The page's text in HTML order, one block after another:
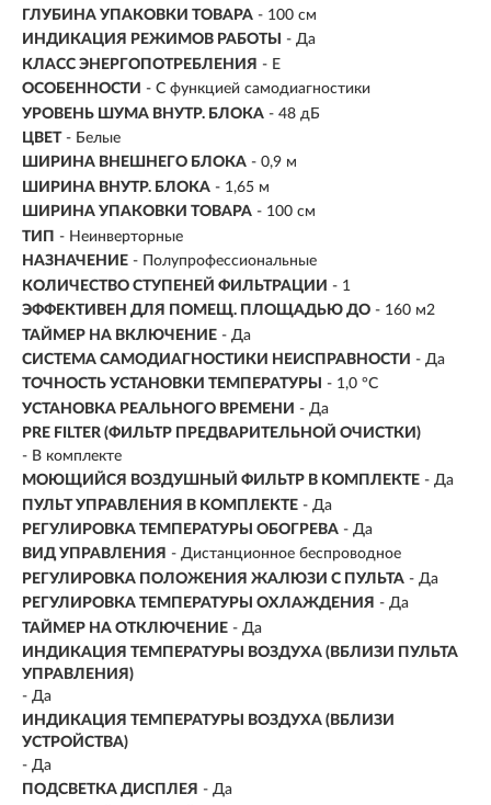
ГЛУБИНА УПАКОВКИ ТОВАРА - 100 см
ИНДИКАЦИЯ РЕЖИМОВ РАБОТЫ
- Да
КЛАСС ЭНЕРГОПОТРЕБЛЕНИЯ - Е
ОСОБЕННОСТИ - С функцией самодиагностики
УРОВЕНЬ ШУМА ВНУТР. БЛОКА - 48 дБ
ЦВЕТ - Белые
ШИРИНА ВНЕШНЕГО БЛОКА - 0,9 м
ШИРИНА ВНУТР. БЛОКА - 1,65 м
ШИРИНА УПАКОВКИ ТОВАРА - 100 см
ТИП - Неинверторные
НАЗНАЧЕНИЕ - Полупрофессиональные
КОЛИЧЕСТВО СТУПЕНЕЙ ФИЛЬТРАЦИИ - 1
ЭФФЕКТИВЕН ДЛЯ ПОМЕЩ. ПЛОЩАДЬЮ ДО - 160 м2
ТАЙМЕР НА ВКЛЮЧЕНИЕ - Да
СИСТЕМА САМОДИАГНОСТИКИ НЕИСПРАВНОСТИ - Да
ТОЧНОСТЬ УСТАНОВКИ ТЕМПЕРАТУРЫ
- 1,0 °С
УСТАНОВКА РЕАЛЬНОГО ВРЕМЕНИ - Да
PRE FILTER (ФИЛЬТР ПРЕДВАРИТЕЛЬНОЙ ОЧИСТКИ)
- В комплекте
МОЮЩИЙСЯ ВОЗДУШНЫЙ ФИЛЬТР В КОМПЛЕКТЕ - Да
ПУЛЬТ УПРАВЛЕНИЯ В КОМПЛЕКТЕ - Да
РЕГУЛИРОВКА ТЕМПЕРАТУРЫ ОБОГРЕВА - Да
ВИД УПРАВЛЕНИЯ - Дистанционное беспроводное
РЕГУЛИРОВКА ПОЛОЖЕНИЯ ЖАЛЮЗИ С ПУЛЬТА - Да
РЕГУЛИРОВКА ТЕМПЕРАТУРЫ ОХЛАЖДЕНИЯ - Да
ТАЙМЕР НА ОТКЛЮЧЕНИЕ - Да
ИНДИКАЦИЯ ТЕМПЕРАТУРЫ ВОЗДУХА (ВБЛИЗИ ПУЛЬТА
УПРАВЛЕНИЯ)
- Да
ИНДИКАЦИЯ ТЕМПЕРАТУРЫ ВОЗДУХА (ВБЛИЗИ
УСТРОЙСТВА)
- Да
ПОДСВЕТКА ДИСПЛЕЯ - Да